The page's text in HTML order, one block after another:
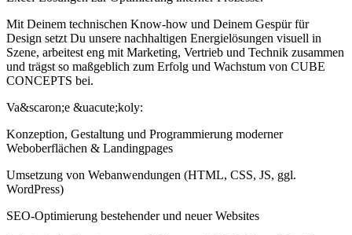
Mit Deinem technischen Know-how und Deinem Gespür für
Design setzt Du unsere nachhaltigen Energielösungen visuell in
Szene, arbeitest eng mit Marketing, Vertrieb und Technik zusammen
und trägst so maßgeblich zum Erfolg und Wachstum von CUBE
CONCEPTS bei.
Va&scaron;e &uacute;koly:
Konzeption, Gestaltung und Programmierung moderner
Weboberflächen & Landingpages
Umsetzung von Webanwendungen (HTML, CSS, JS, ggl.
WordPress)
SEO-Optimierung bestehender und neuer Websites